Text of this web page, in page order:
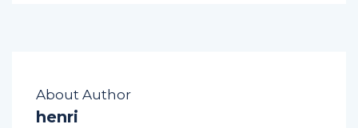
About Author
henri